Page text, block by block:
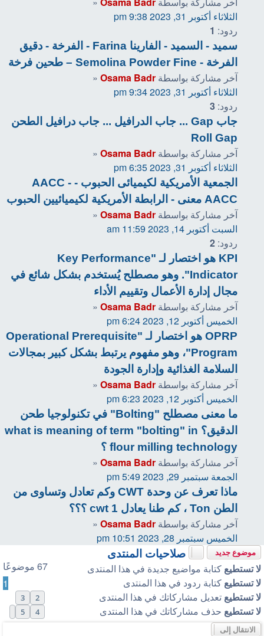
الثلاثاء أكتوبر 31, 2023 9:38 pm
ردود: 1
سميد - السميد - الفارينا Farina - الفرخة - دقيق
الفرخة - Semolina Powder Fine – طحين فرخة
آخر مشاركة بواسطة Osama Badr
«
الثلاثاء أكتوبر 31, 2023 9:34 pm
ردود: 3
جاب Gap ... جاب الدرافيل ... جاب درافيل الطحن
Roll Gap
آخر مشاركة بواسطة Osama Badr
«
الثلاثاء أكتوبر 31, 2023 6:35 pm
الجمعیة الأمریكیة لكیميائى الحبوب - AACC -
AACC معنى - الرابطة الأمريكية لكيميائيين الحبوب
آخر مشاركة بواسطة Osama Badr
«
السبت أكتوبر 14, 2023 11:59 am
ردود: 2
KPI هو اختصار لـ "Key Performance
Indicator". وهو مصطلح يُستخدم بشكل شائع في
مجال إدارة الأعمال وتقييم الأداء
آخر مشاركة بواسطة Osama Badr
«
الخميس أكتوبر 12, 2023 6:24 pm
OPRP هو اختصار لـ "Operational Prerequisite
Program"، وهو مفهوم يرتبط بشكل كبير بمجالات
السلامة الغذائية وإدارة الجودة
آخر مشاركة بواسطة Osama Badr
«
الخميس أكتوبر 12, 2023 6:23 pm
ما معنى مصطلح "Bolting" في تكنولوجيا طحن
الدقيق؟ what is meaning of term "bolting" in
flour milling technology ؟
آخر مشاركة بواسطة Osama Badr
«
الجمعة سبتمبر 29, 2023 5:49 pm
ماذا تعرف عن وحدة CWT وكم تعادل وتساوى من
الطن Ton ، كم طنا يعادل 1 cwt ؟؟؟
آخر مشاركة بواسطة Osama Badr
«
الخميس سبتمبر 28, 2023 10:51 pm
موضوع جديد
67 موضوعًا
1
2
3
4
5
التالي
الانتقال إلى
صلاحيات المنتدى
لا تستطيع كتابة مواضيع جديدة في هذا المنتدى
لا تستطيع كتابة ردود في هذا المنتدى
لا تستطيع تعديل مشاركاتك في هذا المنتدى
لا تستطيع حذف مشاركاتك في هذا المنتدى